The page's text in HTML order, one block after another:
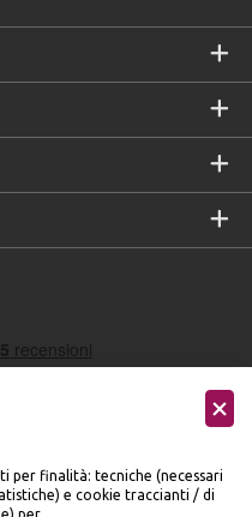
per finalità: tecniche (necessari
e cookie traccianti / di